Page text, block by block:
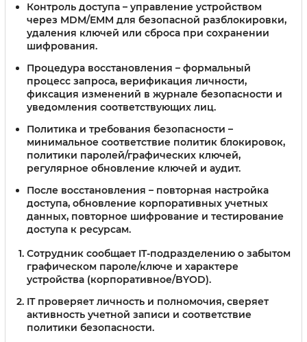
Контроль доступа – управление устройством
через MDM/EMM для безопасной разблокировки,
удаления ключей или сброса при сохранении
шифрования.
Процедура восстановления – формальный
процесс запроса, верификация личности,
фиксация изменений в журнале безопасности и
уведомления соответствующих лиц.
Политика и требования безопасности –
минимальное соответствие политик блокировок,
политики паролей/графических ключей,
регулярное обновление ключей и аудит.
После восстановления – повторная настройка
доступа, обновление корпоративных учетных
данных, повторное шифрование и тестирование
доступа к ресурсам.
Сотрудник сообщает IT-подразделению о забытом
графическом пароле/ключе и характере
устройства (корпоративное/BYOD).
IT проверяет личность и полномочия, сверяет
активность учетной записи и соответствие
политики безопасности.